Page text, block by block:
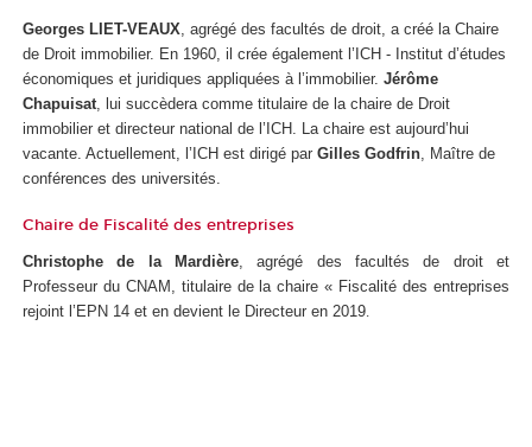
Georges LIET-VEAUX, agrégé des facultés de droit, a créé la Chaire
de Droit immobilier. En 1960, il crée également l’ICH - Institut d’études
économiques et juridiques appliquées à l’immobilier. Jérôme
Chapuisat, lui succèdera comme titulaire de la chaire de Droit
immobilier et directeur national de l’ICH. La chaire est aujourd’hui
vacante. Actuellement, l’ICH est dirigé par Gilles Godfrin, Maître de
conférences des universités.
Chaire de Fiscalité des entreprises
Christophe de la Mardière, agrégé des facultés de droit et
Professeur du CNAM, titulaire de la chaire « Fiscalité des entreprises
rejoint l’EPN 14 et en devient le Directeur en 2019.